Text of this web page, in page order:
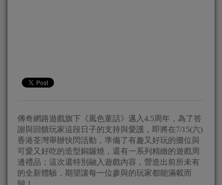
傳奇網路遊戲旗下《風色童話》邁入4.5周年，為了答
謝與回饋玩家這段日子的支持與愛護，即將在7/15(六)
香港荃灣舉辦快閃活動，準備了有趣又好玩的攤位與
可愛又好吃的造型銅鑼燒，還有一系列精緻的遊戲周
邊禮品；這次還特別融入遊戲內容，營造出前所未有
的全新體驗，期望讓每一位參與的玩家都能滿載而